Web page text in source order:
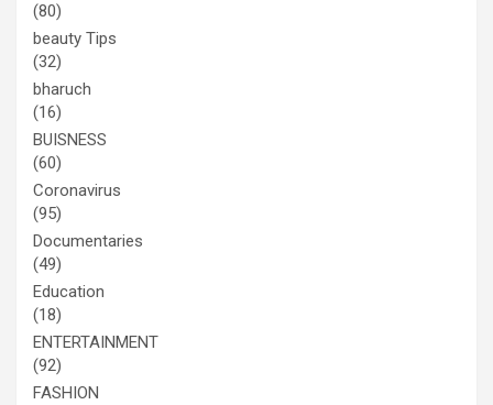
(80)
beauty Tips
(32)
bharuch
(16)
BUISNESS
(60)
Coronavirus
(95)
Documentaries
(49)
Education
(18)
ENTERTAINMENT
(92)
FASHION